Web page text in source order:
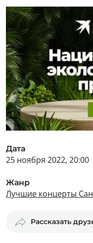
Дата
25 ноября 2022, 20:00
Жанр
Лучшие концерты
Рассказать